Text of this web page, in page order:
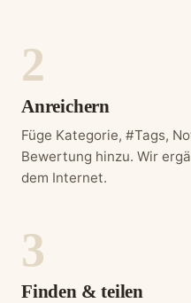
Anreichern
Füge Kategorie, #Tags,
Bewertung hinzu. Wir
dem Internet.
Finden & teilen